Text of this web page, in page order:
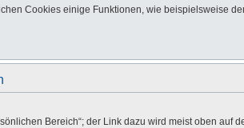
Cookies einige Funktionen, wie beispielsweise
Bereich“; der Link dazu wird meist oben auf